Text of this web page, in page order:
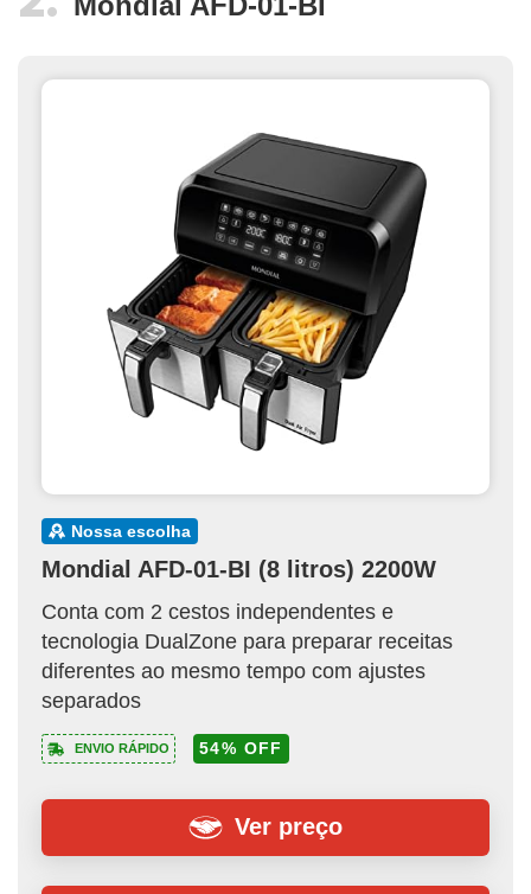
nossa escolha
Mondial AFD-01-BI (8 litros) 2200W
Conta com 2 cestos independentes e
tecnologia DualZone para preparar receitas
diferentes ao mesmo tempo com ajustes
separados
ENVIO RÁPIDO 54% OFF
Ver preço